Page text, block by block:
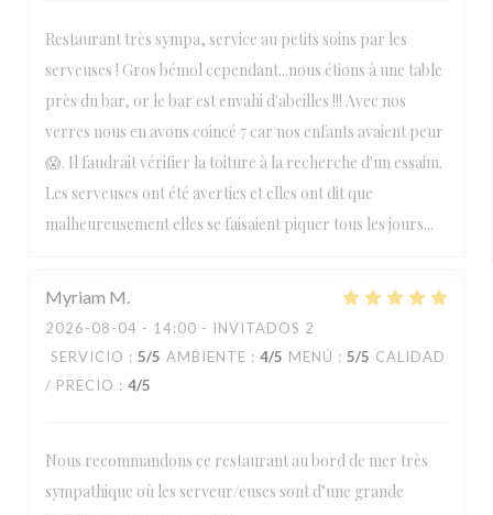
Restaurant très sympa, service au petits soins par les
serveuses ! Gros bémol cependant...nous étions à une table
près du bar, or le bar est envahi d'abeilles !!! Avec nos
verres nous en avons coincé 7 car nos enfants avaient peur
😱. Il faudrait vérifier la toiture à la recherche d'un essaim.
Les serveuses ont été averties et elles ont dit que
malheureusement elles se faisaient piquer tous les jours...
Myriam M
2026-08-04 - 14:00 - INVITADOS 2
SERVICIO : 5/5 AMBIENTE : 4/5 MENÚ : 5/5 CALIDAD
/ PRECIO : 4/5
Nous recommandons ce restaurant au bord de mer très
sympathique où les serveur/euses sont d’une grande